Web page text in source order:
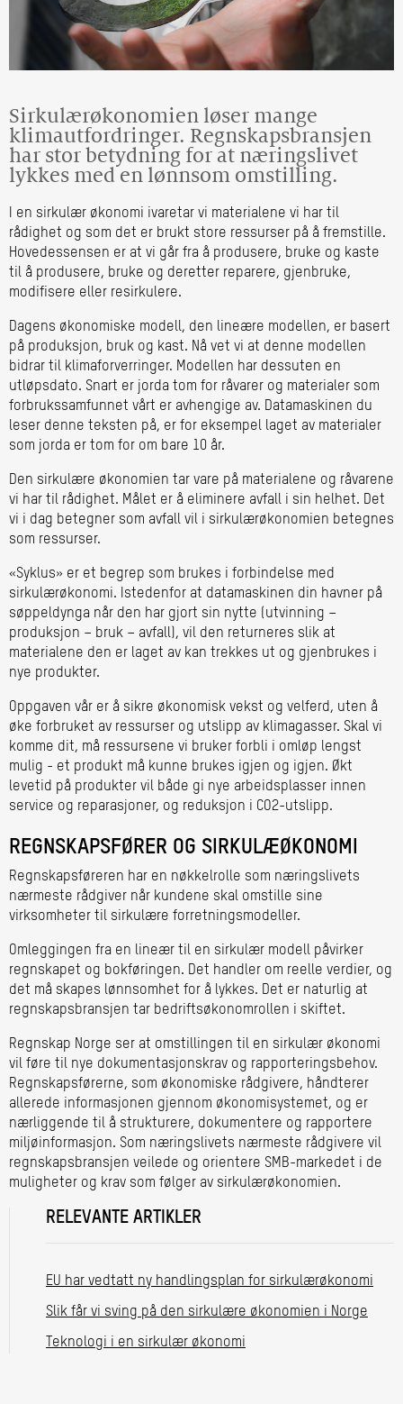
Sirkulærøkonomien løser mange
klimautfordringer. Regnskapsbransjen
har stor betydning for at næringslivet
lykkes med en lønnsom omstilling.
I en sirkulær økonomi ivaretar vi materialene vi har til
rådighet og som det er brukt store ressurser på å fremstille.
Hovedessensen er at vi går fra å produsere, bruke og kaste
til å produsere, bruke og deretter reparere, gjenbruke,
modifisere eller resirkulere.
Dagens økonomiske modell, den lineære modellen, er basert
på produksjon, bruk og kast. Nå vet vi at denne modellen
bidrar til klimaforverringer. Modellen har dessuten en
utløpsdato. Snart er jorda tom for råvarer og materialer som
forbrukssamfunnet vårt er avhengige av. Datamaskinen du
leser denne teksten på, er for eksempel laget av materialer
som jorda er tom for om bare 10 år.
Den sirkulære økonomien tar vare på materialene og råvarene
vi har til rådighet. Målet er å eliminere avfall i sin helhet. Det
vi i dag betegner som avfall vil i sirkulærøkonomien betegnes
som ressurser.
«Syklus» er et begrep som brukes i forbindelse med
sirkulærøkonomi. Istedenfor at datamaskinen din havner på
søppeldynga når den har gjort sin nytte (utvinning –
produksjon – bruk – avfall), vil den returneres slik at
materialene den er laget av kan trekkes ut og gjenbrukes i
nye produkter.
Oppgaven vår er å sikre økonomisk vekst og velferd, uten å
øke forbruket av ressurser og utslipp av klimagasser. Skal vi
komme dit, må ressursene vi bruker forbli i omløp lengst
mulig - et produkt må kunne brukes igjen og igjen. Økt
levetid på produkter vil både gi nye arbeidsplasser innen
service og reparasjoner, og reduksjon i CO2-utslipp.
REGNSKAPSFØRER OG SIRKULÆØKONOMI
Regnskapsføreren har en nøkkelrolle som næringslivets
nærmeste rådgiver når kundene skal omstille sine
virksomheter til sirkulære forretningsmodeller.
Omleggingen fra en lineær til en sirkulær modell påvirker
regnskapet og bokføringen. Det handler om reelle verdier, og
det må skapes lønnsomhet for å lykkes. Det er naturlig at
regnskapsbransjen tar bedriftsøkonomrollen i skiftet.
Regnskap Norge ser at omstillingen til en sirkulær økonomi
vil føre til nye dokumentasjonskrav og rapporteringsbehov.
Regnskapsførerne, som økonomiske rådgivere, håndterer
allerede informasjonen gjennom økonomisystemet, og er
nærliggende til å strukturere, dokumentere og rapportere
miljøinformasjon. Som næringslivets nærmeste rådgivere vil
regnskapsbransjen veilede og orientere SMB-markedet i de
muligheter og krav som følger av sirkulærøkonomien.
RELEVANTE ARTIKLER
EU har vedtatt ny handlingsplan for sirkulærøkonomi
Slik får vi sving på den sirkulære økonomien i Norge
Teknologi i en sirkulær økonomi